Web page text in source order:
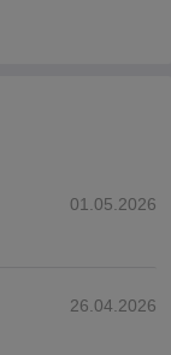
01.05.2026
26.04.2026